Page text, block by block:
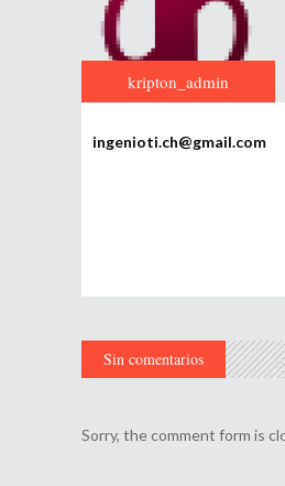
kripton_admin
ingenioti.ch@gmail.com
Sin comentarios
Sorry, the comment form is